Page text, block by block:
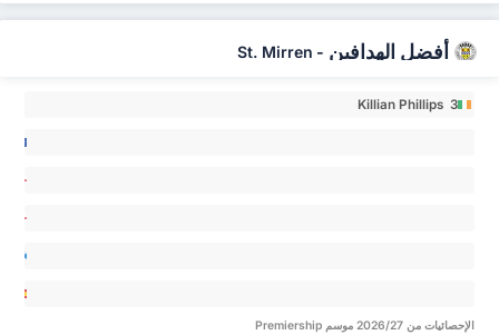
أفضل الهدافين -
St. Mirren
Killian Phillips 3
الإحصائيات من 2026/27 موسم Premiership